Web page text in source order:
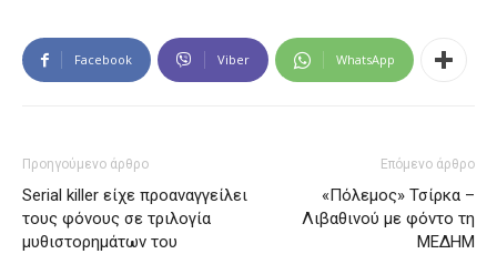
Facebook Viber WhatsApp
Προηγούμενο άρθρο
Serial killer είχε προαναγγείλει
τους φόνους σε τριλογία
μυθιστορημάτων του
Επόμενο άρθρο
«Πόλεμος» Τσίρκα –
Λιβαθινού με φόντο τη
ΜΕΔΗΜ